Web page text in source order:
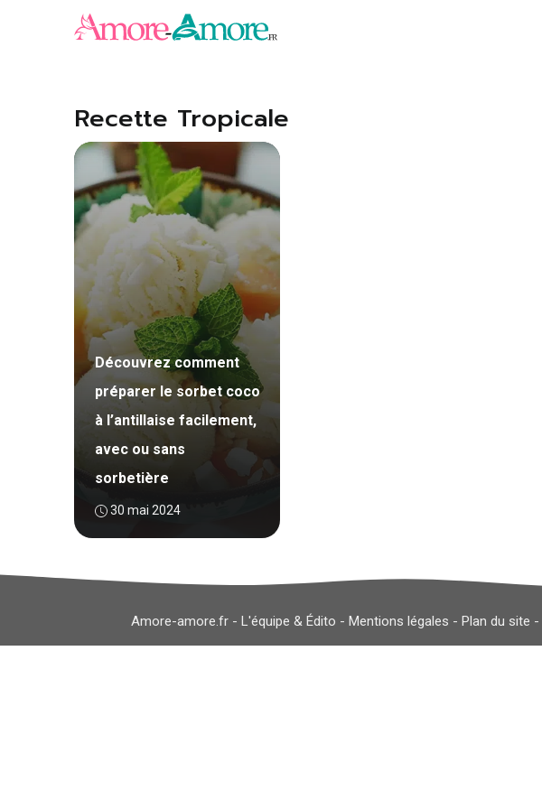
Recette Tropicale
Découvrez comment
préparer le sorbet coco
à l’antillaise facilement,
avec ou sans
sorbetière
30 mai 2024
Amore-amore.fr - L'équipe & Édito - Mentions légales - Plan du site -